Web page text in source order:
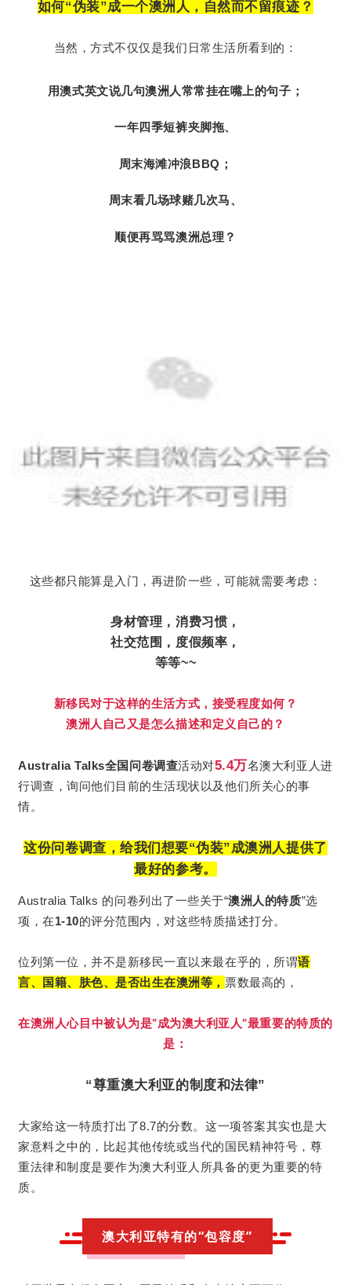
如何“伪装”成一个澳洲人，自然而不留痕迹？
当然，方式不仅仅是我们日常生活所看到的：
用澳式英文说几句澳洲人常常挂在嘴上的句子；
一年四季短裤夹脚拖、
周末海滩冲浪BBQ；
周末看几场球赌几次马、
顺便再骂骂澳洲总理？
这些都只能算是入门，再进阶一些，可能就需要考虑：
身材管理，消费习惯，
社交范围，度假频率，
等等~~
新移民对于这样的生活方式，接受程度如何？
澳洲人自己又是怎么描述和定义自己的？
Australia Talks全国问卷调查活动对5.4万名澳大利亚人进
行调查，询问他们目前的生活现状以及他们所关心的事
情。
这份问卷调查，给我们想要“伪装”成澳洲人提供了
最好的参考。
Australia Talks 的问卷列出了一些关于“澳洲人的特质”选
项，在1-10的评分范围内，对这些特质描述打分。
位列第一位，并不是新移民一直以来最在乎的，所谓语
言、国籍、肤色、是否出生在澳洲等， 票数最高的，
在澳洲人心目中被认为是“成为澳大利亚人”最重要的特质的
是：
“尊重澳大利亚的制度和法律”
大家给这一特质打出了8.7的分数。这一项答案其实也是大
家意料之中的，比起其他传统或当代的国民精神符号，尊
重法律和制度是要作为澳大利亚人所具备的更为重要的特
质。
澳大利亚特有的“包容度”